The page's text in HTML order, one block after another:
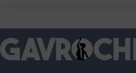
crée
un
problème
là